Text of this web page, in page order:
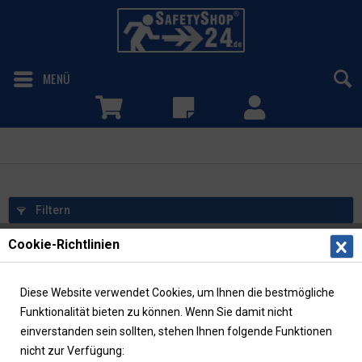
MENÜ
Filtern
Cookie-Richtlinien
Diese Website verwendet Cookies, um Ihnen die bestmögliche
Funktionalität bieten zu können. Wenn Sie damit nicht
einverstanden sein sollten, stehen Ihnen folgende Funktionen
nicht zur Verfügung: